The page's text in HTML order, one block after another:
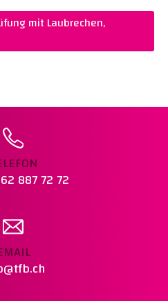
:CHF 85.00
Warenkorb legen
mit Laubrechen,
887 72 72